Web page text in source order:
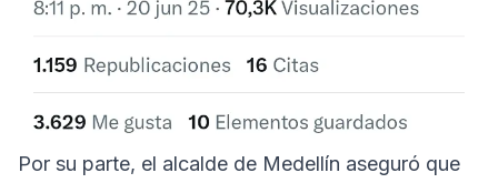
Por su parte, el alcalde de Medellín aseguró que